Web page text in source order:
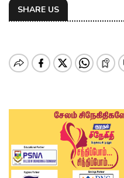
SHARE US